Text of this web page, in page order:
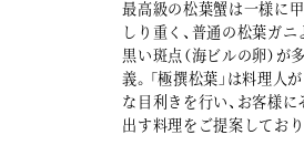
最高級の松葉蟹は一様に
しり重く、普通の松葉ガ
黒い斑点（海ビルの卵）が
義。「極撰松葉」は料理人
な目利きを行い、お客様
出す料理をご提案しており